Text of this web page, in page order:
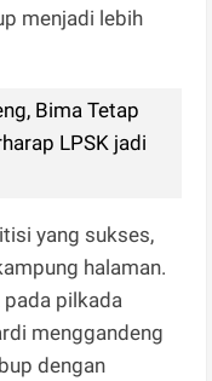
menjadi lebih
Bima Tetap
LPSK jadi
yang sukses,
halaman.
pada pilkada
menggandeng
dengan